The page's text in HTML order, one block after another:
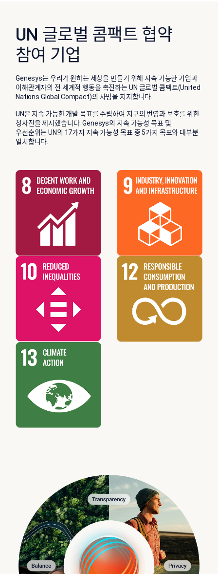
UN 글로벌 콤팩트 협약
참여 기업
Genesys는 우리가 원하는 세상을 만들기 위해 지속 가능한 기업과
이해관계자의 전 세계적 행동을 촉진하는 UN 글로벌 콤팩트(United
Nations Global Compact)의 사명을 지지합니다.
UN은 지속 가능한 개발 목표를 수립하여 지구의 번영과 보호를 위한
청사진을 제시했습니다. Genesys의 지속 가능성 목표 및
우선순위는 UN의 17가지 지속 가능성 목표 중 5가지 목표와 대부분
일치합니다.